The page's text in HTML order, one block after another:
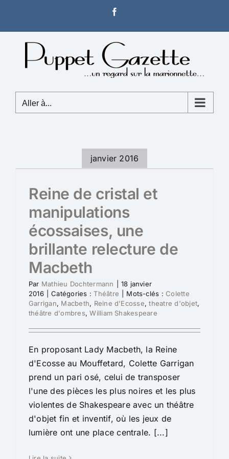
contenu
Aller à...
janvier 2016
Reine de cristal et
manipulations
écossaises, une
brillante relecture de
Macbeth
Par Mathieu Dochtermann
18 janvier
2016
Catégories :Théâtre Mots-clés : Colette
Garrigan, Macbeth, Reine d'Ecosse,theatre d'objet,
théâtre d'ombres,William Shakespeare
En proposant Lady Macbeth, la Reine
d'Ecosse au Mouffetard, Colette Garrigan
prend un pari osé, celui de transposer
l'une des pièces les plus noires et les plus
violentes de Shakespeare avec un théâtre
d'objet fin et inventif, où les jeux de
lumière ont une place centrale. [...]